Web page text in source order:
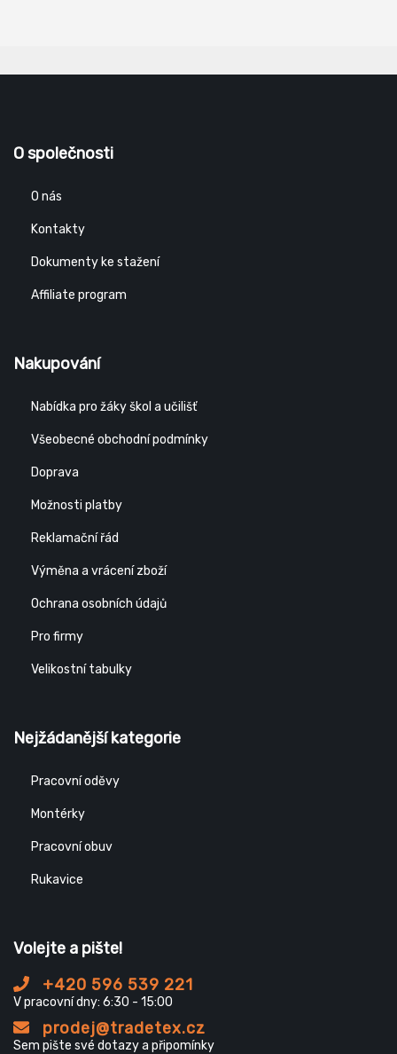
O společnosti
O nás
Kontakty
Dokumenty ke stažení
Affiliate program
Nakupování
Nabídka pro žáky škol a učilišť
Všeobecné obchodní podmínky
Doprava
Možnosti platby
Reklamační řád
Výměna a vrácení zboží
Ochrana osobních údajů
Pro firmy
Velikostní tabulky
Nejžádanější kategorie
Pracovní oděvy
Montérky
Pracovní obuv
Rukavice
Volejte a pište!
+420 596 539 221
V pracovní dny: 6:30 - 15:00
prodej@tradetex.cz
Sem pište své dotazy a připomínky